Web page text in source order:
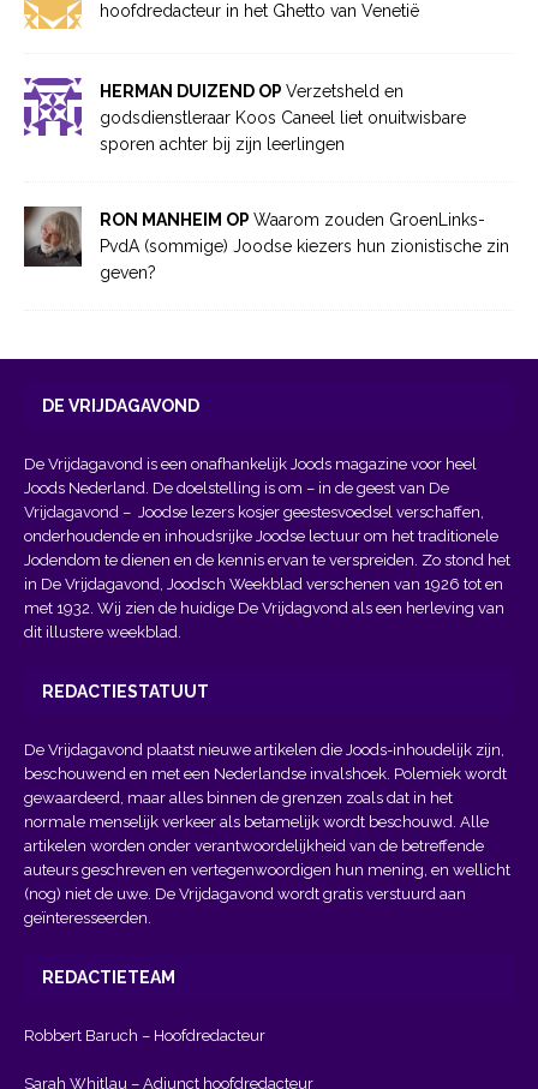
hoofdredacteur in het Ghetto van Venetië
HERMAN DUIZEND OP Verzetsheld en
godsdienstleraar Koos Caneel liet onuitwisbare
sporen achter bij zijn leerlingen
RON MANHEIM OP Waarom zouden GroenLinks-
PvdA (sommige) Joodse kiezers hun zionistische zin
geven?
DE VRIJDAGAVOND
De Vrijdagavond is een onafhankelijk Joods magazine voor heel
Joods Nederland. De doelstelling is om – in de geest van De
Vrijdagavond – Joodse lezers kosjer geestesvoedsel verschaffen,
onderhoudende en inhoudsrijke Joodse lectuur om het traditionele
Jodendom te dienen en de kennis ervan te verspreiden. Zo stond het
in De Vrijdagavond, Joodsch Weekblad verschenen van 1926 tot en
met 1932. Wij zien de huidige De Vrijdagvond als een herleving van
dit illustere weekblad.
REDACTIESTATUUT
De Vrijdagavond plaatst nieuwe artikelen die Joods-inhoudelijk zijn,
beschouwend en met een Nederlandse invalshoek. Polemiek wordt
gewaardeerd, maar alles binnen de grenzen zoals dat in het
normale menselijk verkeer als betamelijk wordt beschouwd. Alle
artikelen worden onder verantwoordelijkheid van de betreffende
auteurs geschreven en vertegenwoordigen hun mening, en wellicht
(nog) niet de uwe. De Vrijdagavond wordt gratis verstuurd aan
geïnteresseerden.
REDACTIETEAM
Robbert Baruch – Hoofdredacteur
Sarah Whitlau – Adjunct hoofdredacteur